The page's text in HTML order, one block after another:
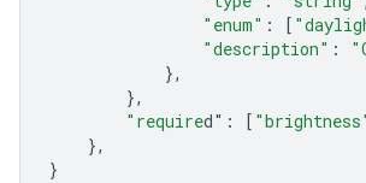
"enum" : [
"description" :
},
},
"required" : [
},
}